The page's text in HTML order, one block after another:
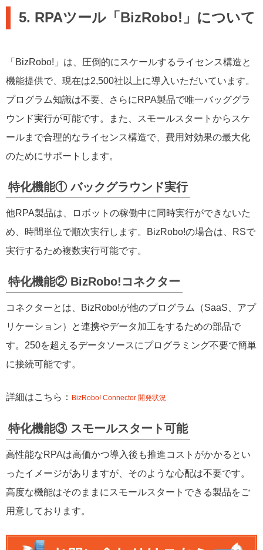
5. RPAツール「BizRobo!」について
「BizRobo!」は、圧倒的にスケールするライセンス構造と
機能提供で、現在は2,500社以上に導入いただいています。
プログラム知識は不要、さらにRPA製品で唯一バッググラ
ウンド実行が可能です。また、スモールスタートからスケ
ールまで合理的なライセンス構造で、費用対効果の最大化
のためにサポートします。
特化機能① バックグラウンド実行
他RPA製品は、ロボットの稼働中に同時実行ができないた
め、時間単位で順次実行します。BizRobo!の場合は、RSで
実行するため複数実行可能です。
特化機能② BizRobo!コネクター
コネクターとは、BizRobo!が他のプログラム（SaaS、アプ
リケーション）と連携やデータ加工をするための部品で
す。250を超えるデータソースにプログラミング不要で簡単
に接続可能です。
詳細はこちら： BizRobo! Connector 開発状況
特化機能③ スモールスタート可能
高性能なRPAは高価かつ導入後も推進コストがかかるとい
ったイメージがありますが、そのような心配は不要です。
高度な機能はそのままにスモールスタートできる製品をご
用意しております。